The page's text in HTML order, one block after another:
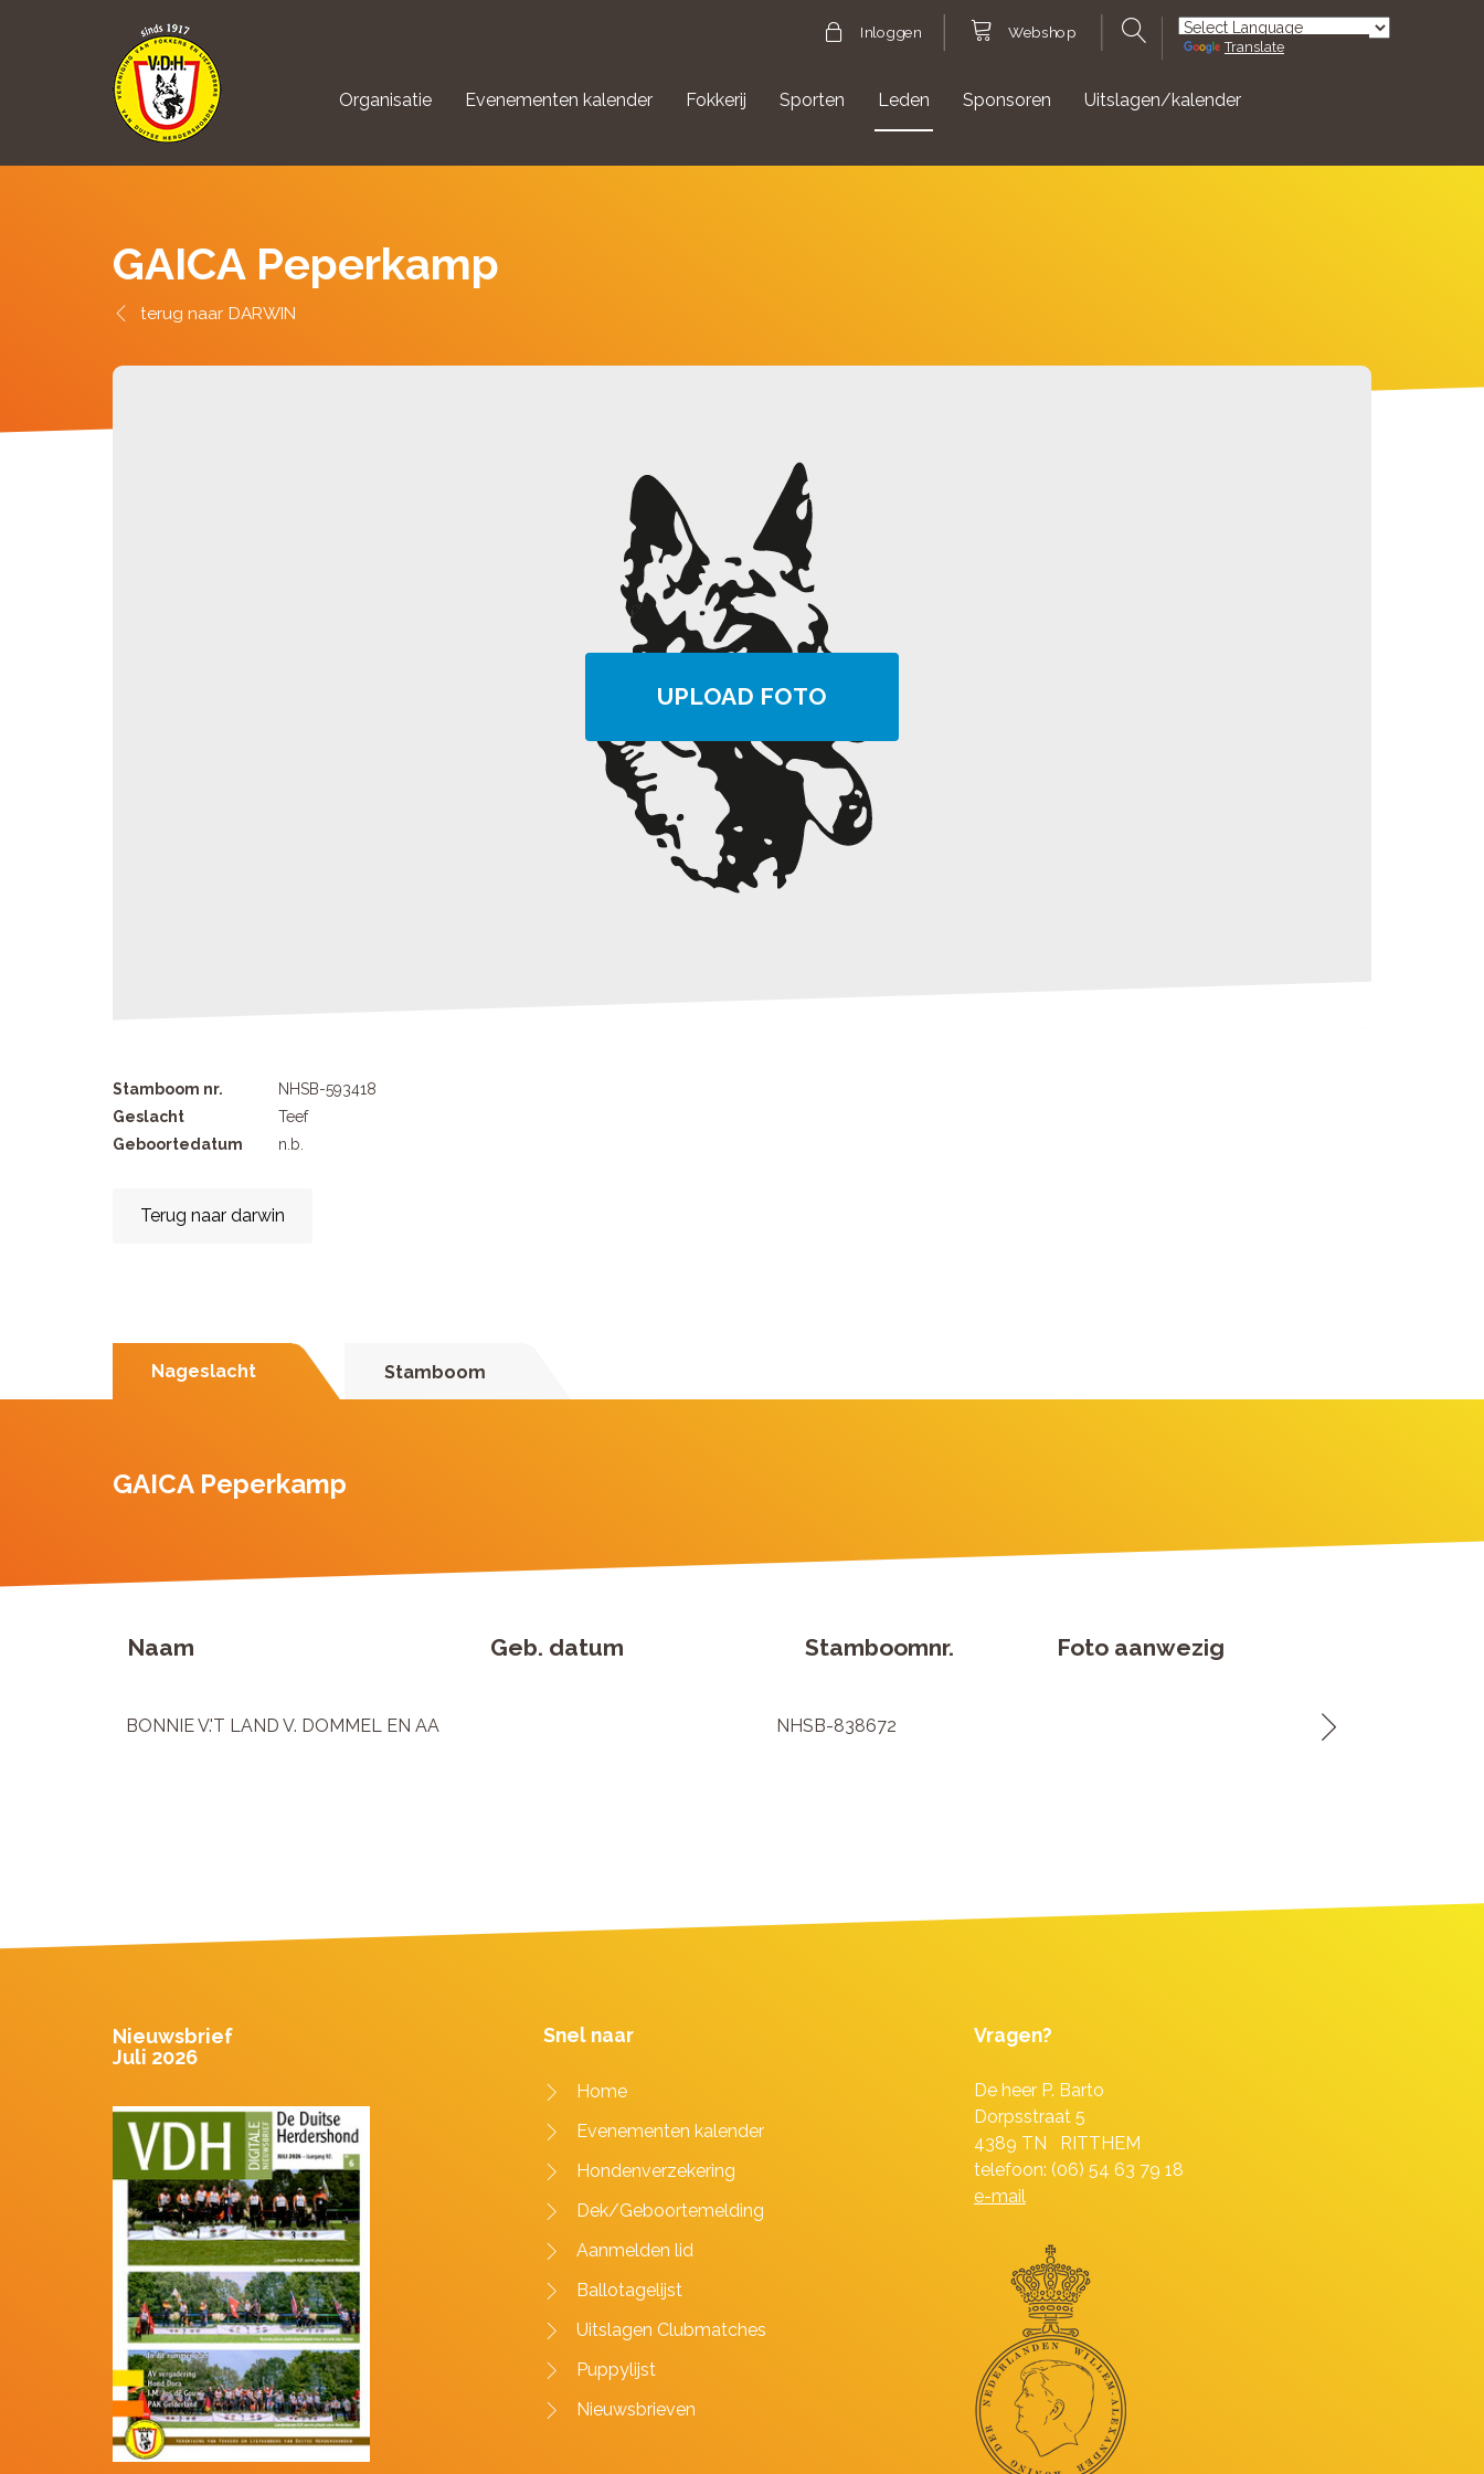
Inloggen Webshop
Powered by
Translate
Organisatie Evenementen kalender Fokkerij Sporten Leden Sponsoren Uitslagen/kalender
GAICA Peperkamp
DARWIN
Stamboom nr.
NHSB-593418
Geslacht
Teef
Geboortedatum
n.b.
Terug naar darwin
Nageslacht Stamboom
GAICA Peperkamp
Naam Geb. datum Stamboomnr. Foto aanwezig
BONNIE V.'T LAND V. DOMMEL EN AA NHSB-838672
Nieuwsbrief
Juli 2026
Snel naar
Home
Evenementen kalender
Hondenverzekering
Dek/Geboortemelding
Aanmelden lid
Ballotagelijst
Uitslagen Clubmatches
Puppylijst
Nieuwsbrieven
Vragen?
De heer P. Barto
Dorpsstraat 5
4389 TN RITTHEM
telefoon: (06) 54 63 79 18
e-mail